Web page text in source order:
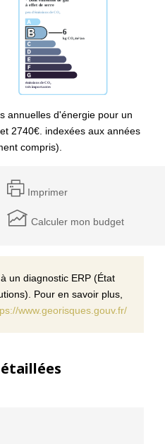
annuelles d'énergie pour un
2740€. indexées aux années
compris).
Imprimer
Calculer mon budget
un diagnostic ERP (État
Pour en savoir plus,
www.georisques.gouv.fr/